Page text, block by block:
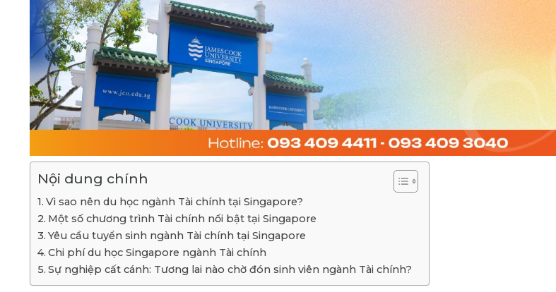
Nội dung chính
Vì sao nên du học ngành Tài chính tại Singapore?
Một số chương trình Tài chính nổi bật tại Singapore
Yêu cầu tuyển sinh ngành Tài chính tại Singapore
Chi phí du học Singapore ngành Tài chính
Sự nghiệp cất cánh: Tương lai nào chờ đón sinh viên ngành Tài chính?